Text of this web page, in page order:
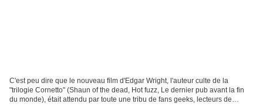
C'est peu dire que le nouveau film d'Edgar Wright, l'auteur culte de la
"trilogie Cornetto" (Shaun of the dead, Hot fuzz, Le dernier pub avant la fin
du monde), était attendu par toute une tribu de fans geeks, lecteurs de